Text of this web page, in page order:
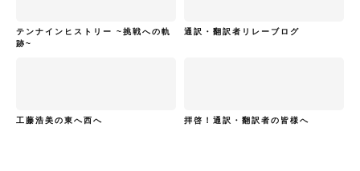
テンナインヒストリー ~挑戦への軌
跡~
通訳・翻訳者リレーブログ
工藤浩美の東へ西へ 拝啓！通訳・翻訳者の皆様へ